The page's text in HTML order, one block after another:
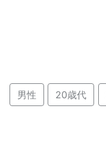
男性 20歳代